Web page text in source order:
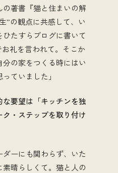
著書『猫と住まいの解
”の観点に共感して、い
たすらブログに書いて
礼を言われて。そこか
の家をつくる時にはい
ていました」
要望は「キッチンを独
・ステップを取り付け
ーにも関わらず、いた
晴らしくて。猫と人の